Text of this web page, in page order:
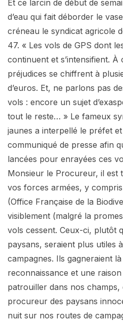
Et ce larcin de début de
d’eau qui fait déborder le
créneau le syndicat agricole
47. « Les vols de GPS dont
continuent et s’intensifient. À
préjudices se chiffrent à
d’euros. Et, ne parlons pas
vols : encore un sujet
tout le reste… » Le fameux
jaunes a interpellé le préfet
communiqué de presse afin
lancées pour enrayées ces
Monsieur le Procureur, il est
vos forces armées, y compris
(Office Française de la
visiblement (malgré la
vols cessent. Ceux-ci, plutôt
paysans, seraient plus utiles
campagnes. Ils gagneraient
reconnaissance et une raison
patrouiller dans nos champs,
procureur des paysans
nuit sur nos routes de